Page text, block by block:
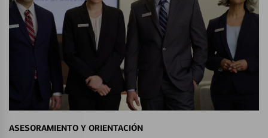
ASESORAMIENTO Y ORIENTACIÓN